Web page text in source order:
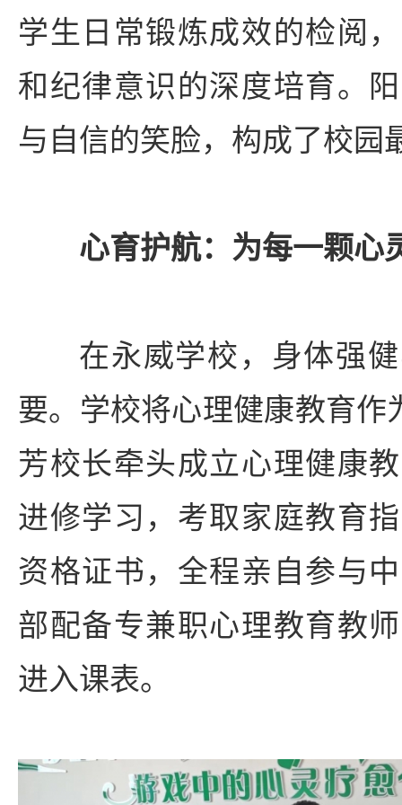
学生日常锻炼成效的检阅
和纪律意识的深度培育。
与自信的笑脸，构成了校园
心育护航：为每一颗心
在永威学校，身体强
要。学校将心理健康教育作
芳校长牵头成立心理健康
进修学习，考取家庭教育
资格证书，全程亲自参与
部配备专兼职心理教育教
进入课表。